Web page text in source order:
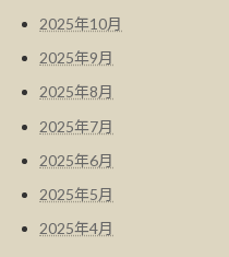
2025年10月
2025年9月
2025年8月
2025年7月
2025年6月
2025年5月
2025年4月